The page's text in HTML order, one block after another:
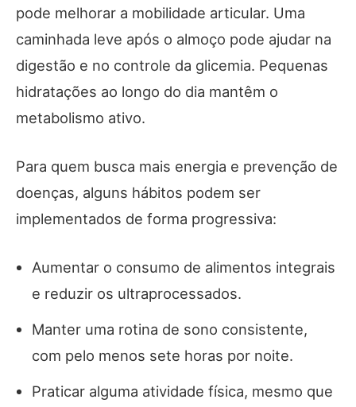
pode melhorar a mobilidade articular. Uma
caminhada leve após o almoço pode ajudar na
digestão e no controle da glicemia. Pequenas
hidratações ao longo do dia mantêm o
metabolismo ativo.
Para quem busca mais energia e prevenção de
doenças, alguns hábitos podem ser
implementados de forma progressiva:
Aumentar o consumo de alimentos integrais
e reduzir os ultraprocessados.
Manter uma rotina de sono consistente,
com pelo menos sete horas por noite.
Praticar alguma atividade física, mesmo que